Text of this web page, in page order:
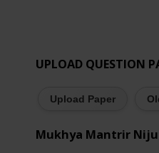
UPLOAD QUESTION
Upload Paper
Mukhya Mantrir